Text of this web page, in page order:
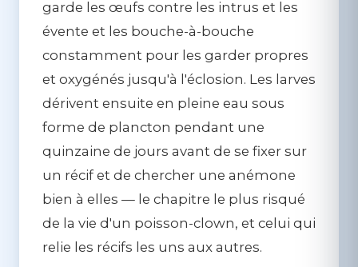
garde les œufs contre les intrus et les
évente et les bouche-à-bouche
constamment pour les garder propres
et oxygénés jusqu'à l'éclosion. Les larves
dérivent ensuite en pleine eau sous
forme de plancton pendant une
quinzaine de jours avant de se fixer sur
un récif et de chercher une anémone
bien à elles — le chapitre le plus risqué
de la vie d'un poisson-clown, et celui qui
relie les récifs les uns aux autres.